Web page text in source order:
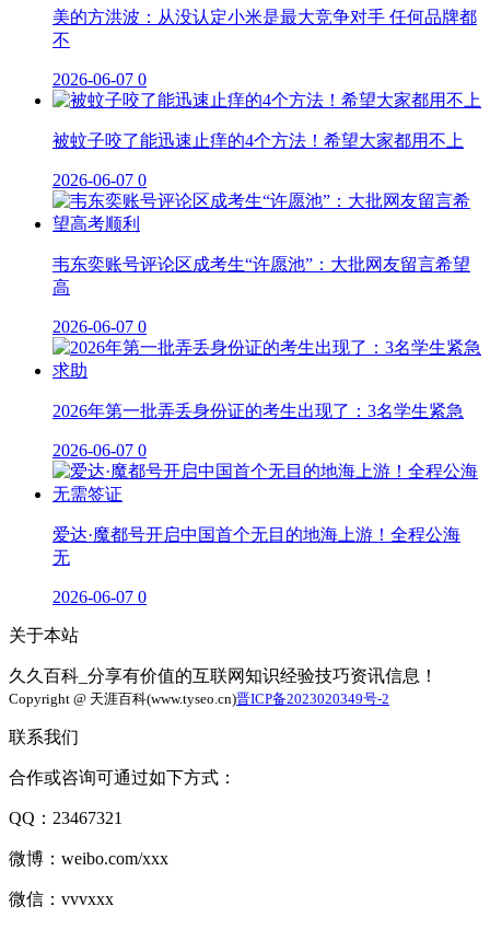
美的方洪波：从没认定小米是最大竞争对手 任何品牌都
不
2026-06-07 0
被蚊子咬了能迅速止痒的4个方法！希望大家都用不上
2026-06-07 0
韦东奕账号评论区成考生“许愿池”：大批网友留言希望
高
2026-06-07 0
2026年第一批弄丢身份证的考生出现了：3名学生紧急
2026-06-07 0
爱达·魔都号开启中国首个无目的地海上游！全程公海
无
2026-06-07 0
关于本站
久久百科_分享有价值的互联网知识经验技巧资讯信息！
Copyright @ 天涯百科(www.tyseo.cn)晋ICP备2023020349号-2
联系我们
合作或咨询可通过如下方式：
QQ：23467321
微博：weibo.com/xxx
微信：vvvxxx